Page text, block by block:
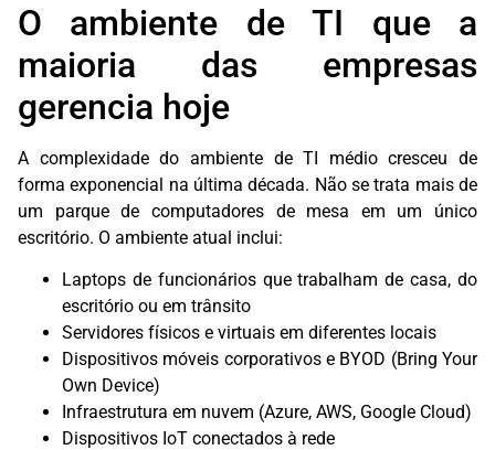
O ambiente de TI que a
maioria das empresas
gerencia hoje
A complexidade do ambiente de TI médio cresceu de
forma exponencial na última década. Não se trata mais de
um parque de computadores de mesa em um único
escritório. O ambiente atual inclui:
Laptops de funcionários que trabalham de casa, do
escritório ou em trânsito
Servidores físicos e virtuais em diferentes locais
Dispositivos móveis corporativos e BYOD (Bring Your
Own Device)
Infraestrutura em nuvem (Azure, AWS, Google Cloud)
Dispositivos IoT conectados à rede